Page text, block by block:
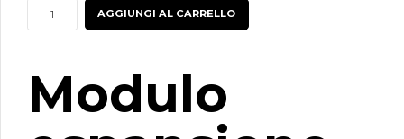
MODULO
ESPANSIONE
STAZIONI
PER
AGGIUNGI AL CARRELLO
Modulo